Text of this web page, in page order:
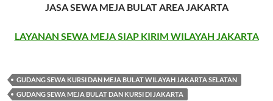
JASA SEWA MEJA BULAT AREA JAKARTA
LAYANAN SEWA MEJA SIAP KIRIM WILAYAH JAKARTA
GUDANG SEWA KURSI DAN MEJA BULAT WILAYAH JAKARTA SELATAN
GUDANG SEWA MEJA BULAT DAN KURSI DI JAKARTA